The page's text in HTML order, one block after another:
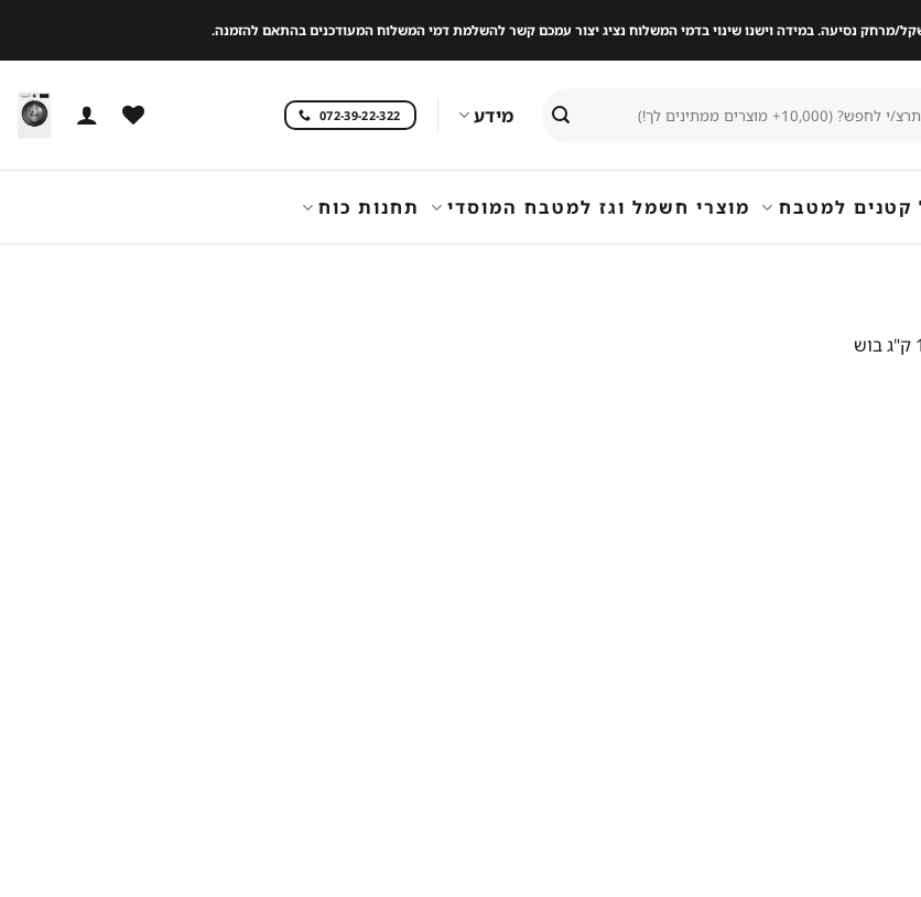
מרחק נסיעה. במידה וישנו שינוי בדמי המשלוח נציג יצור עמכם קשר להשלמת דמי המשלוח המעודכנים בהתאם להזמנה.
מידע 072-39-22-322
קטנים למטבח מוצרי חשמל וגז למטבח המוסדי תחנות כוח